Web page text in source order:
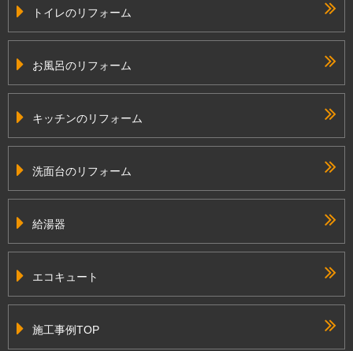
トイレのリフォーム
お風呂のリフォーム
キッチンのリフォーム
洗面台のリフォーム
給湯器
エコキュート
施工事例TOP